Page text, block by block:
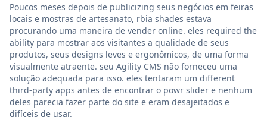
Poucos meses depois de publicizing seus negócios em feiras
locais e mostras de artesanato, rbia shades estava
procurando uma maneira de vender online. eles required the
ability para mostrar aos visitantes a qualidade de seus
produtos, seus designs leves e ergonômicos, de uma forma
visualmente atraente. seu Agility CMS não forneceu uma
solução adequada para isso. eles tentaram um different
third-party apps antes de encontrar o powr slider e nenhum
deles parecia fazer parte do site e eram desajeitados e
difíceis de usar.